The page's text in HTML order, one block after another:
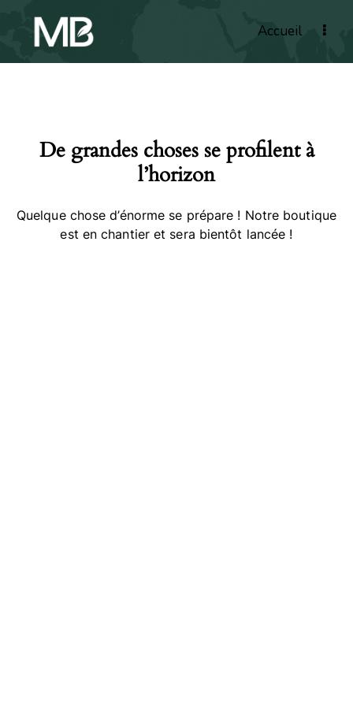
Accueil
De grandes choses se profilent à
l’horizon
Quelque chose d’énorme se prépare ! Notre boutique
est en chantier et sera bientôt lancée !